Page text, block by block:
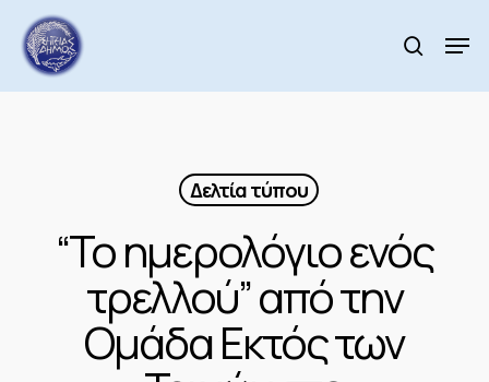
main
content
search
Δελτία τύπου
“Το ημερολόγιο ενός
τρελλού” από την
Ομάδα Εκτός των
Menu